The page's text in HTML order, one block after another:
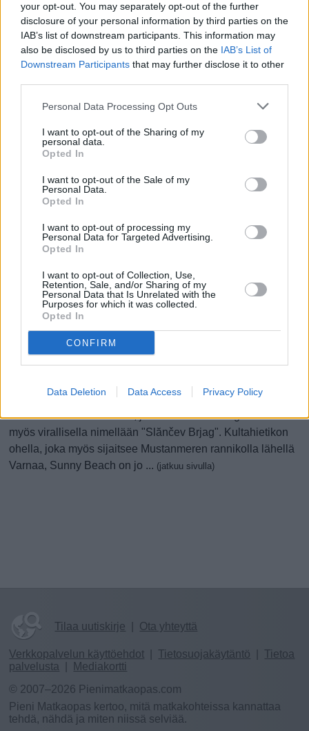
your opt-out. You may separately opt-out of the further
disclosure of your personal information by third parties on the
IAB’s list of downstream participants. This information may
also be disclosed by us to third parties on the IAB’s List of
Downstream Participants that may further disclose it to other
Personal Data Processing Opt Outs
I want to opt-out of the Sharing of my
personal data.
Opted In
I want to opt-out of the Sale of my
Personal Data.
Opted In
I want to opt-out of processing my
Personal Data for Targeted Advertising.
Opted In
I want to opt-out of Collection, Use,
Retention, Sale, and/or Sharing of my
Personal Data that Is Unrelated with the
Purposes for which it was collected.
Opted In
CONFIRM
Data Deletion Data Access Privacy Policy
vahvuuksiin kuuluvat pitkä hiekkaranta, aurinkoinen ilmasto
ja hyvä hinta-laatusuhde. Lisäksi Sunny Beachista on hyvät
kulkuyhteydet läheisiin kohteisiin, kuten Nessebariin ...
alueesta, mutta myös ostosmahdollisuudet ovat sen
merkittävä vetonaula ... (jatkuu sivulla)
Sunny Beach – Etusivu
Sunny Beach on Bulgarian Mustanmeren rannikon
vetovoimaisin lomakohde, ja se tunnetaan Bulgariassa
myös virallisella nimellään "Slănčev Brjag". Kultahietikon
ohella, joka myös sijaitsee Mustanmeren rannikolla lähellä
Varnaa, Sunny Beach on jo ... (jatkuu sivulla)
Tilaa uutiskirje Ota yhteyttä
Verkkopalvelun käyttöehdot Tietosuojakäytäntö
Tietoa
palvelusta
Mediakortti
© 2007–2026 Pienimatkaopas.com
Pieni Matkaopas kertoo, mitä matkakohteissa kannattaa
tehdä, nähdä ja miten niissä selviää.